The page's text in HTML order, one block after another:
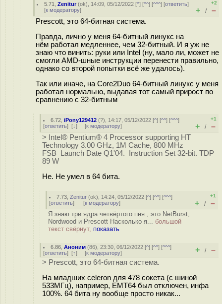
5.71 ,Zenitur(ok), 14:09, 05/12/2022 [^] [^^] [^^^] [ответить]
[к модератору]
+2
+ / –
Prescott, это 64-битная система.
Правда, лично у меня 64-битный линукс на
нём работал медленнее, чем 32-битный. И я уж не
знаю что винить: руки или Intel (ну, мало ли, может не
смогли AMD-шные инструкции перенести правильно,
однако со второй попытки всё же удалось).
Так или иначе, на Core2Duo 64-битный линукс у меня
работал нормально, выдавая тот самый прирост по
сравнению с 32-битным
6.72 ,iPony129412 (?), 14:17, 05/12/2022 [^] [^^] [^^^]
[ответить] [↓] [к модератору]
+1
+ / –
> Intel® Pentium® 4 Processor supporting HT
Technology 3.00 GHz, 1M Cache, 800 MHz
FSB Launch Date Q1'04. Instruction Set 32-bit. TDP
89 W
Не. Не умел в 64 бита.
7.73 ,Zenitur (ok), 14:24, 05/12/2022 [^] [^^] [^^^]
[ответить] [к модератору]
+1
+ / –
Я знаю три ядра четвёртого пня , это NetBurst,
Nordwood и Prescott Насколько я... большой
текст свёрнут, показать
6.86 ,Аноним (86), 23:30, 06/12/2022 [^] [^^] [^^^]
[ответить] [↑] [к модератору] + / –
> Prescott, это 64-битная система.
На младших celeron для 478 сокета (с шиной
533МГц), например, EMT64 был отключен, инфа
100%. 64 бита ну вообще просто никак...